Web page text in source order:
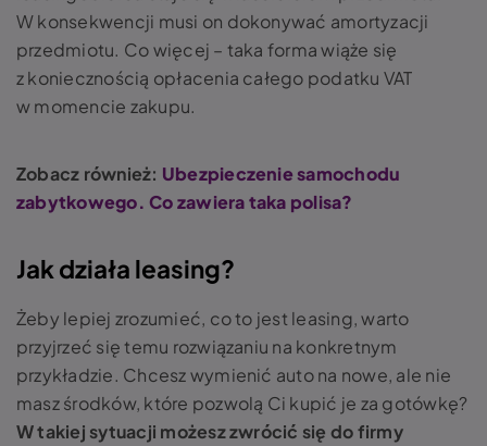
W konsekwencji musi on dokonywać amortyzacji
przedmiotu. Co więcej – taka forma wiąże się
z koniecznością opłacenia całego podatku VAT
w momencie zakupu.
Zobacz również: Ubezpieczenie samochodu
zabytkowego. Co zawiera taka polisa?
Jak działa leasing?
Żeby lepiej zrozumieć, co to jest leasing, warto
przyjrzeć się temu rozwiązaniu na konkretnym
przykładzie. Chcesz wymienić auto na nowe, ale nie
masz środków, które pozwolą Ci kupić je za gotówkę?
W takiej sytuacji możesz zwrócić się do firmy